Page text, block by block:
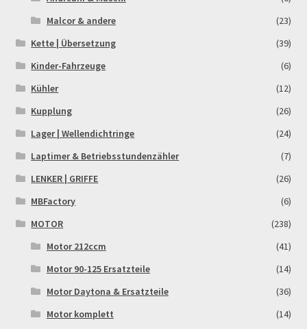
Rennserien-Veranstalter
Reset Password
Sign Up
Support
Términos y Condiciones Generales
Versandarten
Widerrufsbelehrung & -formular
Malcor & andere
(23)
Kette | Übersetzung
(39)
Kinder-Fahrzeuge
(6)
Kühler
(12)
Kupplung
(26)
Lager | Wellendichtringe
(24)
Laptimer & Betriebsstundenzähler
(7)
LENKER | GRIFFE
(26)
MBFactory
(6)
MOTOR
(238)
Motor 212ccm
(41)
Motor 90-125 Ersatzteile
(14)
Motor Daytona & Ersatzteile
(36)
Motor komplett
(14)